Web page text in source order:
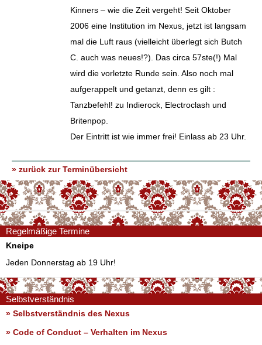
Kinners – wie die Zeit vergeht! Seit Oktober
2006 eine Institution im Nexus, jetzt ist langsam
mal die Luft raus (vielleicht überlegt sich Butch
C. auch was neues!?). Das circa 57ste(!) Mal
wird die vorletzte Runde sein. Also noch mal
aufgerappelt und getanzt, denn es gilt :
Tanzbefehl! zu Indierock, Electroclash und
Britenpop.
Der Eintritt ist wie immer frei! Einlass ab 23 Uhr.
» zurück zur Terminübersicht
Regelmäßige Termine
Kneipe
Jeden Donnerstag ab 19 Uhr!
Selbstverständnis
» Selbstverständnis des Nexus
» Code of Conduct – Verhalten im Nexus